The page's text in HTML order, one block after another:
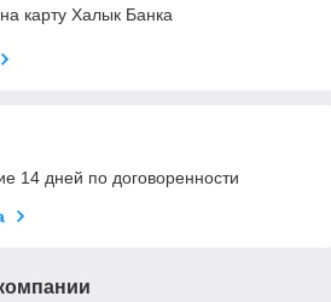
карту Халык Банка
14 дней по договоренности